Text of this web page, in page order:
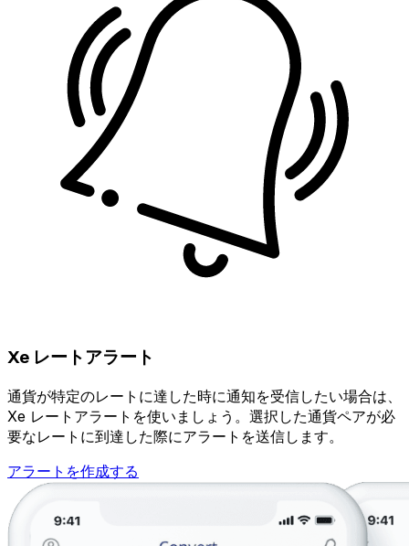
Xe レートアラート
通貨が特定のレートに達した時に通知を受信したい場合は、
Xe レートアラートを使いましょう。選択した通貨ペアが必
要なレートに到達した際にアラートを送信します。
アラートを作成する